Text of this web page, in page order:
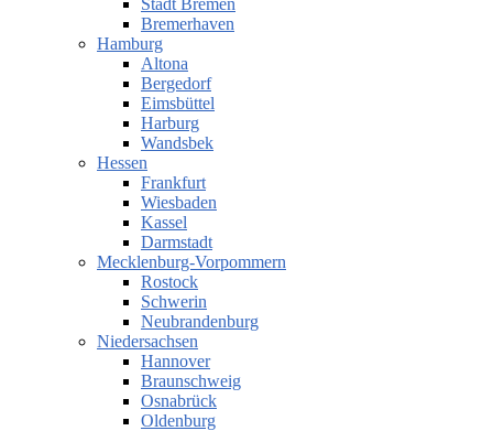
Stadt Bremen
Bremerhaven
Hamburg
Altona
Bergedorf
Eimsbüttel
Harburg
Wandsbek
Hessen
Frankfurt
Wiesbaden
Kassel
Darmstadt
Mecklenburg-Vorpommern
Rostock
Schwerin
Neubrandenburg
Niedersachsen
Hannover
Braunschweig
Osnabrück
Oldenburg